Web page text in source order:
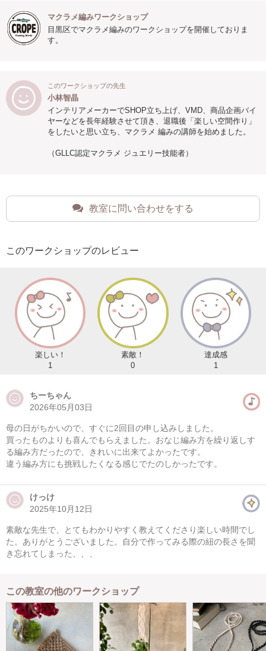
マクラメ編みワークショップ
目黒区でマクラメ編みのワークショップを開催しておりま
す。
このワークショップの先生
小林智晶
インテリアメーカーでSHOP立ち上げ、VMD、商品企画バイ
ヤーなどを長年経験させて頂き、退職後「楽しい空間作り」
をしたいと思い立ち、マクラメ 編みの講師を始めました。
（GLLC認定マクラメ ジュエリー技能者）
教室に問い合わせをする
このワークショップのレビュー
楽しい！
1
素敵！
0
達成感
1
ちーちゃん
2026年05月03日
母の日がちかいので、すぐに2回目の申し込みしました。
買ったものよりも喜んでもらえました。おなじ編み方を繰り返しす
る編み方だったので、きれいに出来てよかったです。
違う編み方にも挑戦したくなる感じでたのしかったです。
けっけ
2025年10月12日
素敵な先生で、とてもわかりやすく教えてくださり楽しい時間でし
た。ありがとうございました。自分で作ってみる際の紐の長さを聞
き忘れてしまった、、、
この教室の他のワークショップ